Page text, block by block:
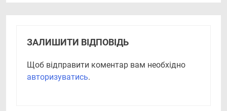
ЗАЛИШИТИ ВІДПОВІДЬ
Щоб відправити коментар вам необхідно
авторизуватись.